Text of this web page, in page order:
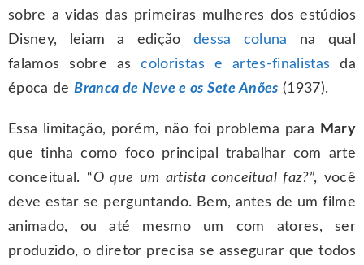
sobre a vidas das primeiras mulheres dos estúdios
Disney, leiam a edição dessa coluna na qual
falamos sobre ascoloristas e artes-finalistas da
época deBranca de Neve e os Sete Anões (1937).
Essa limitação, porém, não foi problema para
Mary
que tinha como foco principal trabalhar com arte
conceitual. “O que um artista conceitual faz?”, você
deve estar se perguntando. Bem, antes de um filme
animado, ou até mesmo um com atores, ser
produzido, o diretor precisa se assegurar que todos